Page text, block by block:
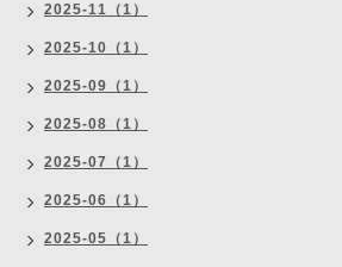
2025-11（1）
2025-10（1）
2025-09（1）
2025-08（1）
2025-07（1）
2025-06（1）
2025-05（1）